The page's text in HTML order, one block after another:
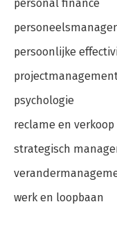
personal finance
persoonlijke
psychologie
reclame en verkoop
strategisch
werk en loopbaan